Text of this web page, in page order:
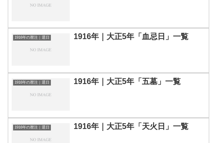
1916年の暦注｜選日 1916年｜大正5年「血忌日」一覧
1916年の暦注｜選日 1916年｜大正5年「五墓」一覧
1916年の暦注｜選日 1916年｜大正5年「天火日」一覧